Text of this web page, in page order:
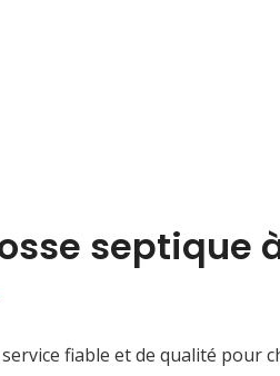
septique
fiable et de qualité pour